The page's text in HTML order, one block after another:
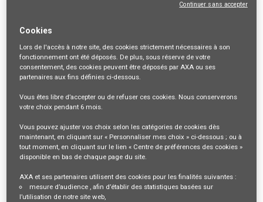
Entrepreneur en gestion de patrimoine (F/H) -
VENTES ET DISTRIBUTION
34856
mail_outline
Se connecter
ou S'inscrire
Description du poste
Cookies
Lors de l'accès à notre site, des cookies strictement nécessaires à son
fonctionnement ont été déposés. De plus, sous réserve de votre
consentement, des cookies peuvent être déposés par AXA ou ses
partenaires aux fins définies ci-dessous.
Vous êtes libre d’accepter ou de refuser ces cookies. Nous conserverons
votre choix pendant 6 mois.
Vous pouvez ajuster vos choix selon les catégories de cookies dès
maintenant, en cliquant sur « Personnaliser mes choix » ci-dessous ; ou à
tout moment, en cliquant sur le lien « Centre de préférences des cookies »
disponible en bas de chaque page du site.
AXA et ses partenaires utilisent des cookies pour les finalités suivantes :
mesure d’audience , afin d’établir des statistiques basées sur
l’utilisation de notre site web,
Continuer sans accepter